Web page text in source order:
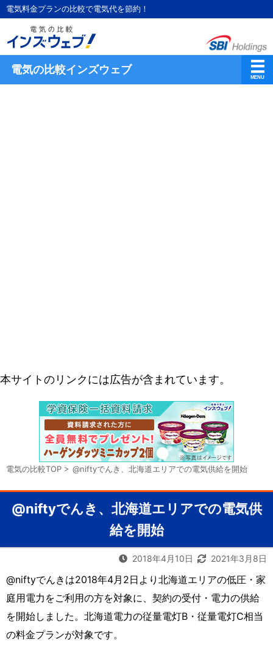
電気料金プランの比較で電気代を節約！
電気の比較インズウェブ
本サイトのリンクには広告が含まれています。
電気の比較TOP > @niftyでんき、北海道エリアでの電気供給を開始
@niftyでんき、北海道エリアでの電気供
給を開始
2018年4月10日 2021年3月8日
@niftyでんきは2018年4月2日より北海道エリアの低圧・家
庭用電力をご利用の方を対象に、契約の受付・電力の供給
を開始しました。北海道電力の従量電灯B・従量電灯C相当
の料金プランが対象です。